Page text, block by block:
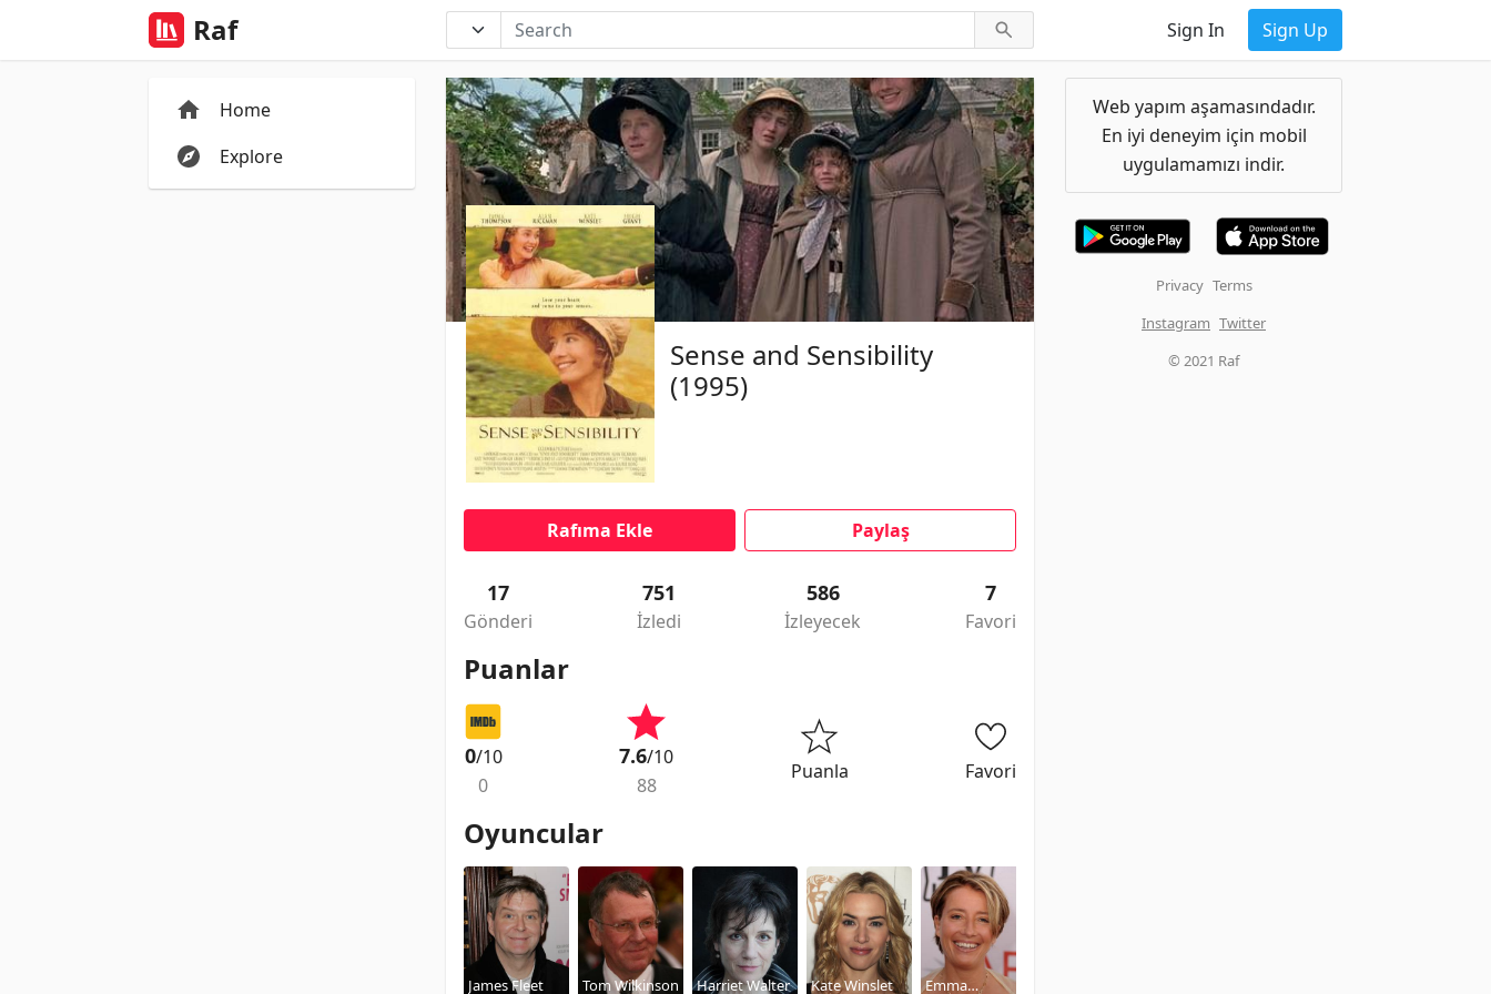
Raf Sign In Sign Up
Home
Explore
Sense and Sensibility
(1995)
Rafıma Ekle Paylaş
17
Gönderi
751
İzledi
586
İzleyecek
7
Favori
Puanlar
0/10
0
7.6/10
88
Puanla Favori
Oyuncular
James Fleet Tom Wilkinson Harriet Walter Kate Winslet Emma
Web yapım aşamasındadır.
En iyi deneyim için mobil
uygulamamızı indir.
Privacy Terms
Instagram Twitter
© 2021 Raf